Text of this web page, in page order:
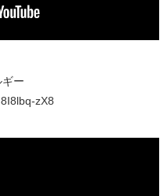
ー
zX8